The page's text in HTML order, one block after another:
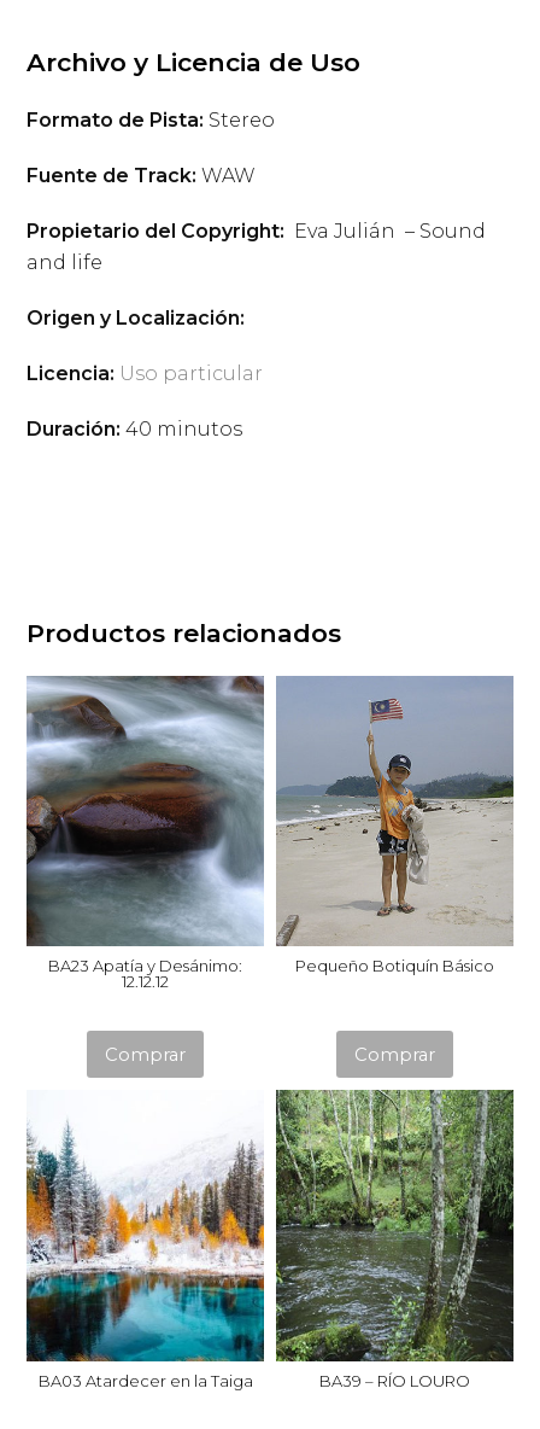
Archivo y Licencia de Uso
Formato de Pista: Stereo
Fuente de Track: WAW
Propietario del Copyright: Eva Julián – Sound
and life
Origen y Localización:
Licencia: Uso particular
Duración: 40 minutos
Productos relacionados
BA23 Apatía y Desánimo:
12.12.12
Comprar
Este
múltiples
variantes.
Las
opciones
se
pueden
elegir
en
la
Pequeño Botiquín Básico
Comprar
Este
tiene
Las
se
pueden
elegir
en
la
BA03 Atardecer en la Taiga BA39 – RÍO LOURO